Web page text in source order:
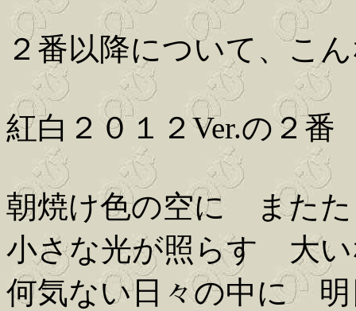
２番以降について、こ
紅白２０１２Ver.の２番
朝焼け色の空に またた
小さな光が照らす 大い
何気ない日々の中に 明